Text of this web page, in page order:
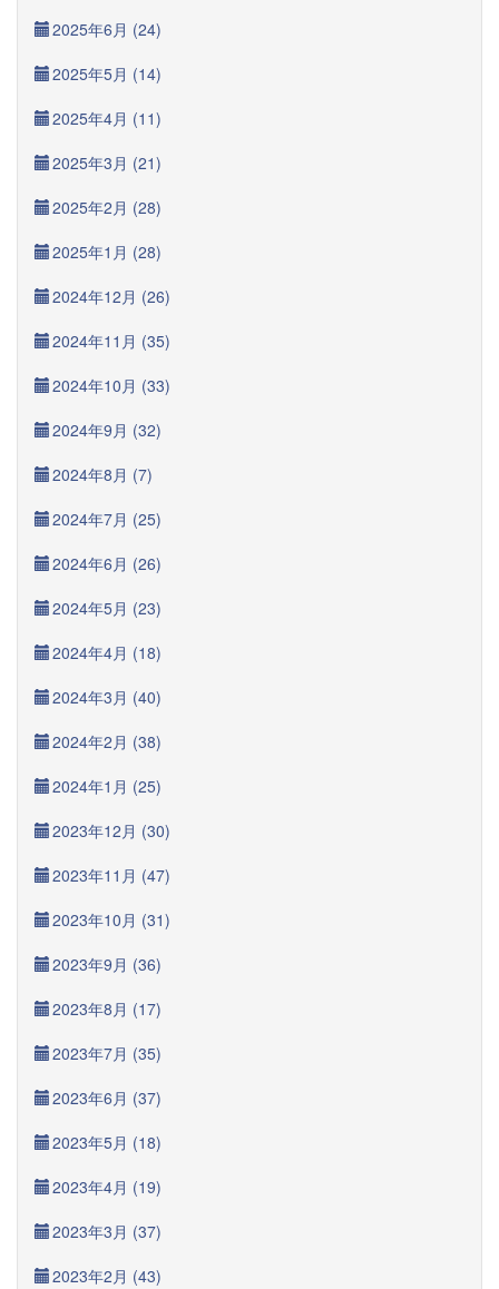
2025年6月 (24)
2025年5月 (14)
2025年4月 (11)
2025年3月 (21)
2025年2月 (28)
2025年1月 (28)
2024年12月 (26)
2024年11月 (35)
2024年10月 (33)
2024年9月 (32)
2024年8月 (7)
2024年7月 (25)
2024年6月 (26)
2024年5月 (23)
2024年4月 (18)
2024年3月 (40)
2024年2月 (38)
2024年1月 (25)
2023年12月 (30)
2023年11月 (47)
2023年10月 (31)
2023年9月 (36)
2023年8月 (17)
2023年7月 (35)
2023年6月 (37)
2023年5月 (18)
2023年4月 (19)
2023年3月 (37)
2023年2月 (43)